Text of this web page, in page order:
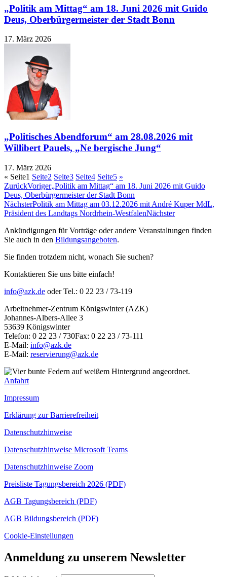
„Politik am Mittag“ am 18. Juni 2026 mit Guido
Deus, Oberbürgermeister der Stadt Bonn
17. März 2026
„Politisches Abendforum“ am 28.08.2026 mit
Willibert Pauels, „Ne bergische Jung“
17. März 2026
« Seite1 Seite2 Seite3 Seite4 Seite5 »
ZurückVoriger„Politik am Mittag“ am 18. Juni 2026 mit Guido
Deus, Oberbürgermeister der Stadt Bonn
NächsterPolitik am Mittag am 03.12.2026 mit André Kuper MdL,
Präsident des Landtags Nordrhein-WestfalenNächster
Ankündigungen für Vorträge oder andere Veranstaltungen finden
Sie auch in den Bildungsangeboten.
Sie finden trotzdem nicht, wonach Sie suchen?
Kontaktieren Sie uns bitte einfach!
info@azk.de oder Tel.: 0 22 23 / 73-119
Arbeitnehmer-Zentrum Königswinter (AZK)
Johannes-Albers-Allee 3
53639 Königswinter
Telefon: 0 22 23 / 730Fax: 0 22 23 / 73-111
E-Mail: info@azk.de
E-Mail: reservierung@azk.de
Anfahrt
Impressum
Erklärung zur Barrierefreiheit
Datenschutzhinweise
Datenschutzhinweise Microsoft Teams
Datenschutzhinweise Zoom
Preisliste Tagungsbereich 2026 (PDF)
AGB Tagungsbereich (PDF)
AGB Bildungsbereich (PDF)
Cookie-Einstellungen
Anmeldung zu unserem Newsletter